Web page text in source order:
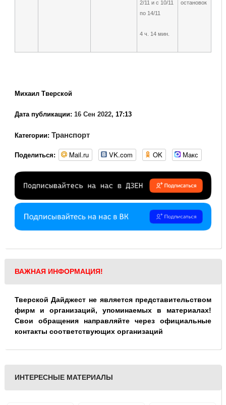
2/11 и с 10/11
по 14/11
4 ч. 14 мин.
остановок
Михаил Тверской
Дата публикации: 16 Сен 2022, 17:13
Категории: Транспорт
Поделиться: Mail.ru VK.com OK Макс
ВАЖНАЯ ИНФОРМАЦИЯ!
Тверской Дайджест не является представительством
фирм и организаций, упоминаемых в материалах!
Свои обращения направляйте через официальные
контакты соответствующих организаций
ИНТЕРЕСНЫЕ МАТЕРИАЛЫ